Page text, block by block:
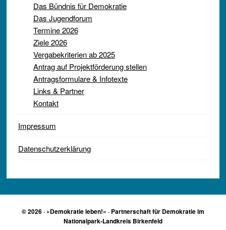
Das Bündnis für Demokratie
Das Jugendforum
Termine 2026
Ziele 2026
Vergabekriterien ab 2025
Antrag auf Projektförderung stellen
Antragsformulare & Infotexte
Links & Partner
Kontakt
Impressum
Datenschutzerklärung
© 2026 · »Demokratie leben!« · Partnerschaft für Demokratie im
Nationalpark-Landkreis Birkenfeld